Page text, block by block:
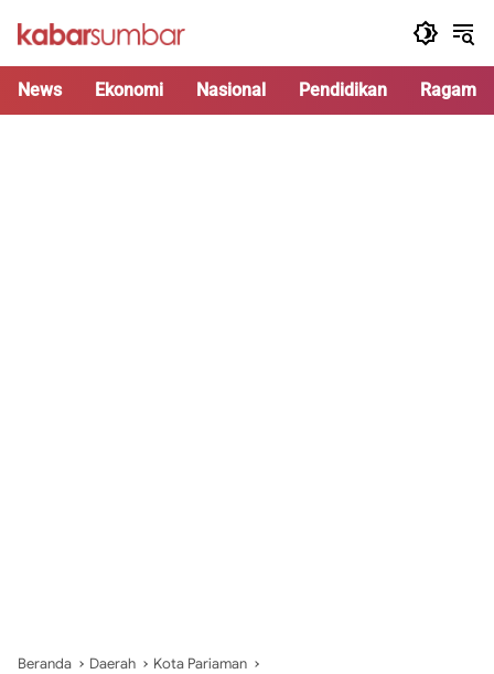
News Ekonomi Nasional Pendidikan Ragam
Beranda Daerah Kota Pariaman